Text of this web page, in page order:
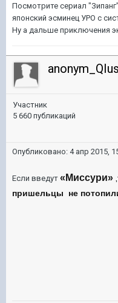
Посмотрите сериал
японский эсминец УРО с
Ну а дальше приключения
Участник
5 660 публикаций
Опубликовано: 4 апр 2015,
Если введут «Миссури»
пришельцы не